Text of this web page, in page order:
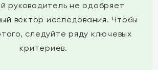
руководитель не одобряет
вектор исследования. Чтобы
следуйте ряду ключевых
критериев.